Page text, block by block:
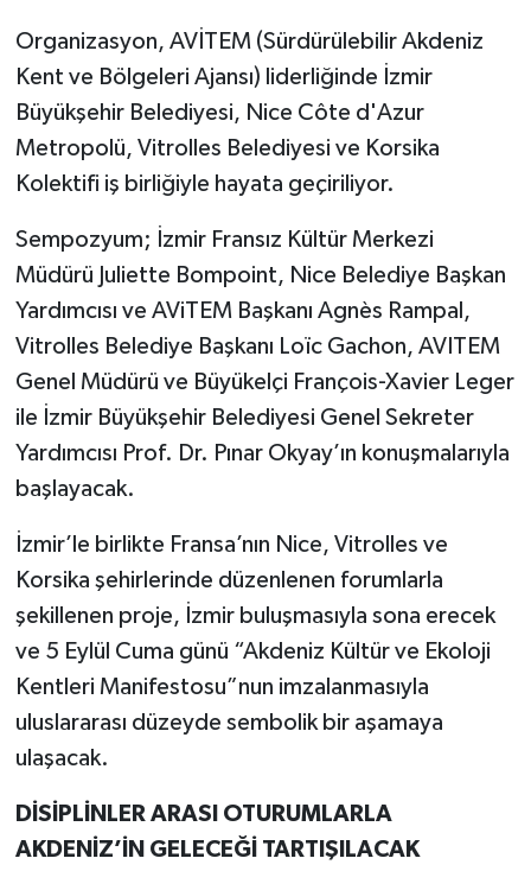
Organizasyon, AVİTEM (Sürdürülebilir Akdeniz
Kent ve Bölgeleri Ajansı) liderliğinde İzmir
Büyükşehir Belediyesi, Nice Côte d'Azur
Metropolü, Vitrolles Belediyesi ve Korsika
Kolektifi iş birliğiyle hayata geçiriliyor.
Sempozyum; İzmir Fransız Kültür Merkezi
Müdürü Juliette Bompoint, Nice Belediye Başkan
Yardımcısı ve AViTEM Başkanı Agnès Rampal,
Vitrolles Belediye Başkanı Loïc Gachon, AVITEM
Genel Müdürü ve Büyükelçi François-Xavier Leger
ile İzmir Büyükşehir Belediyesi Genel Sekreter
Yardımcısı Prof. Dr. Pınar Okyay’ın konuşmalarıyla
başlayacak.
İzmir’le birlikte Fransa’nın Nice, Vitrolles ve
Korsika şehirlerinde düzenlenen forumlarla
şekillenen proje, İzmir buluşmasıyla sona erecek
ve 5 Eylül Cuma günü “Akdeniz Kültür ve Ekoloji
Kentleri Manifestosu”nun imzalanmasıyla
uluslararası düzeyde sembolik bir aşamaya
ulaşacak.
DİSİPLİNLER ARASI OTURUMLARLA
AKDENİZ’İN GELECEĞİ TARTIŞILACAK